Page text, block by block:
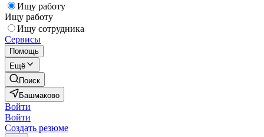
Ищу работу
Ищу работу
Ищу сотрудника
Сервисы
Помощь
Ещё
Поиск
Башмаково
Войти
Войти
Создать резюме